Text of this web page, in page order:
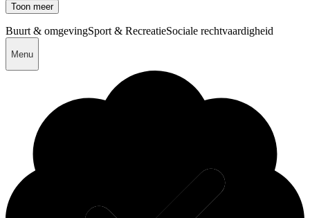
Toon meer
Buurt & omgevingSport & RecreatieSociale rechtvaardigheid
Menu